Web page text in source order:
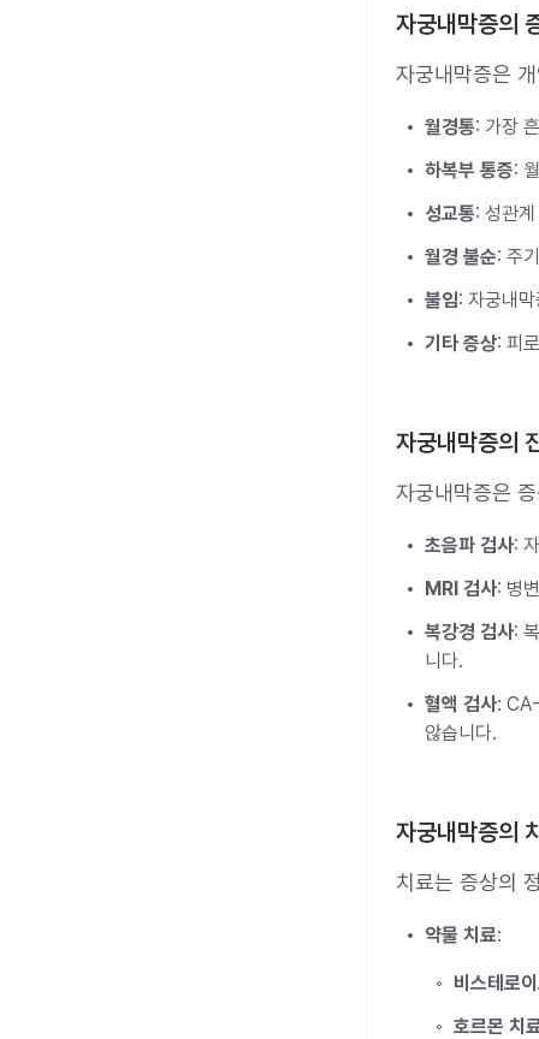
자궁내막증의
자궁내막증은
월경통: 가장
하복부 통증:
성교통: 성관
월경 불순: 주
불임: 자궁내
기타 증상: 피
자궁내막증의
자궁내막증은
초음파 검사:
MRI 검사: 병
복강경 검사:
니다.
혈액 검사:
않습니다.
자궁내막증의
치료는 증상의
약물 치료:
비스테로
호르몬 치